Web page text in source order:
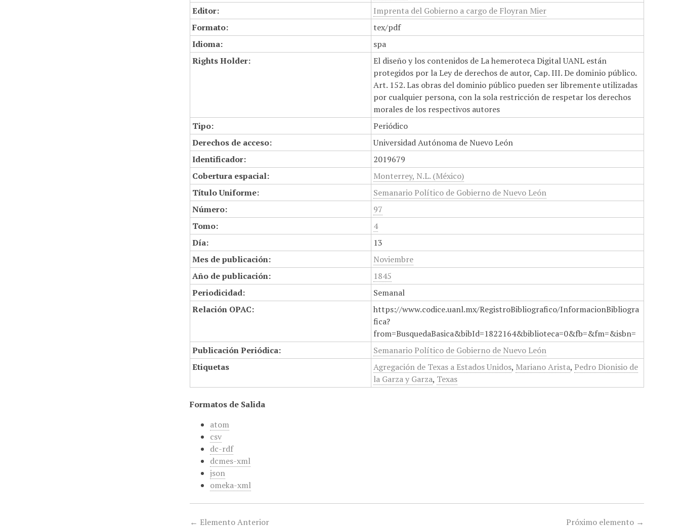
Editor:
Imprenta del Gobierno a cargo de Floyran Mier
Formato:
tex/pdf
Idioma:
spa
Rights Holder:
El diseño y los contenidos de La hemeroteca Digital UANL están
protegidos por la Ley de derechos de autor, Cap. III. De dominio público.
Art. 152. Las obras del dominio público pueden ser libremente utilizadas
por cualquier persona, con la sola restricción de respetar los derechos
morales de los respectivos autores
Tipo:
Periódico
Derechos de acceso:
Universidad Autónoma de Nuevo León
Identificador:
2019679
Cobertura espacial:
Monterrey, N.L. (México)
Título Uniforme:
Semanario Político de Gobierno de Nuevo León
Número:
97
Tomo:
4
Día:
13
Mes de publicación:
Noviembre
Año de publicación:
1845
Periodicidad:
Semanal
Relación OPAC:
https://www.codice.uanl.mx/RegistroBibliografico/InformacionBibliogra
fica?
from=BusquedaBasica&bibId=1822164&biblioteca=0&fb=&fm=&isbn=
Publicación Periódica:
Semanario Político de Gobierno de Nuevo León
Etiquetas
Agregación de Texas a Estados Unidos, Mariano Arista, Pedro Dionisio de
la Garza y Garza, Texas
Formatos de Salida
atom
csv
dc-rdf
dcmes-xml
json
omeka-xml
← Elemento Anterior Próximo elemento →